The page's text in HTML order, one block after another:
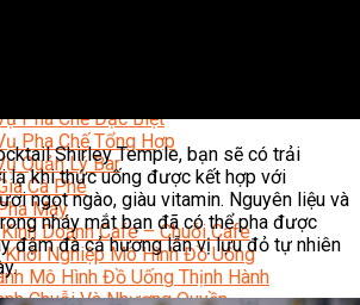
Pha Chế Đặc Biệt
Pha Chế Tổng Hợp
Quản Lý Bar
Cà Phê
Máy
Doanh Cafe – Chuỗi Cafe
Khởi Nghiệp Mô Hình Đồ Uống
Mô Hình Đồ Uống Thịnh Hành
Chuỗi Và Nhượng Quyền
Shirley Temple, bạn sẽ có trải
lạ khi thức uống được kết hợp với
ngọt ngào, giàu vitamin. Nguyên liệu và
nháy mắt bạn đã có thể pha được
đậm đà cả hương lẫn vị lựu đỏ tự nhiên